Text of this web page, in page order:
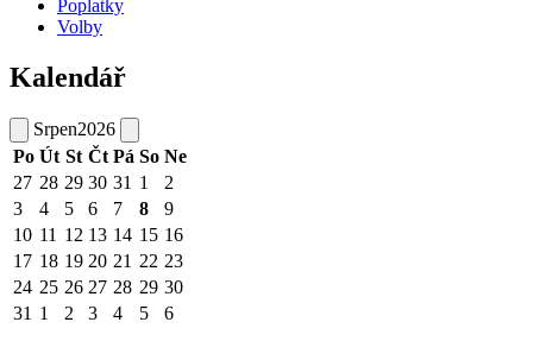
Poplatky
Volby
Kalendář
Srpen2026
Po Út St Čt Pá So Ne
27 28 29 30 31 1
2
3
4 5 6 7 8
9
10 11 12 13 14 15 16
17 18 19 20 21 22 23
24 25 26 27 28 29 30
31 1 2 3 4 5 6